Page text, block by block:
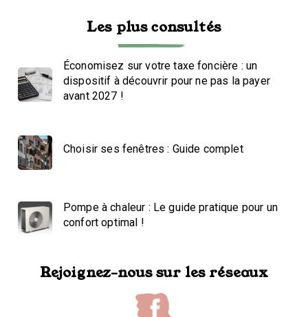
Les plus consultés
Économisez sur votre taxe foncière : un
dispositif à découvrir pour ne pas la payer
avant 2027 !
Choisir ses fenêtres : Guide complet
Pompe à chaleur : Le guide pratique pour un
confort optimal !
Rejoignez-nous sur les réseaux